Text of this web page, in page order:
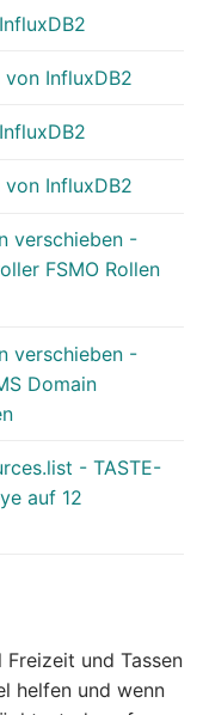
InfluxDB2
InfluxDB2
verschieben -
FSMO Rollen
verschieben -
Domain
- TASTE-
auf 12
und Tassen
helfen und wenn